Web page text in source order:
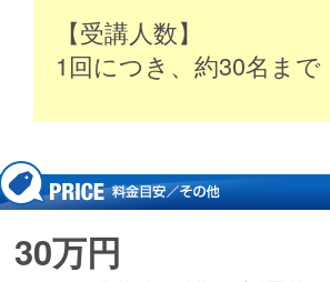
【受講人数】
1回につき、約30名まで
30万円